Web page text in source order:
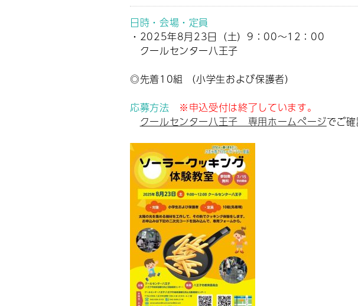
日時・会場・定員
・2025年8月23日（土）9：00～12：00
クールセンター八王子
◎先着10組 （小学生および保護者）
応募方法 ※申込受付は終了しています。
クールセンター八王子 専用ホームページでご